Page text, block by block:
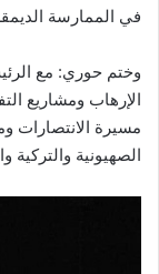
في الممارسة
وختم حوري: مع
الإرهاب ومشاريع
مسيرة الانتصارات
الصهيونية والتركية